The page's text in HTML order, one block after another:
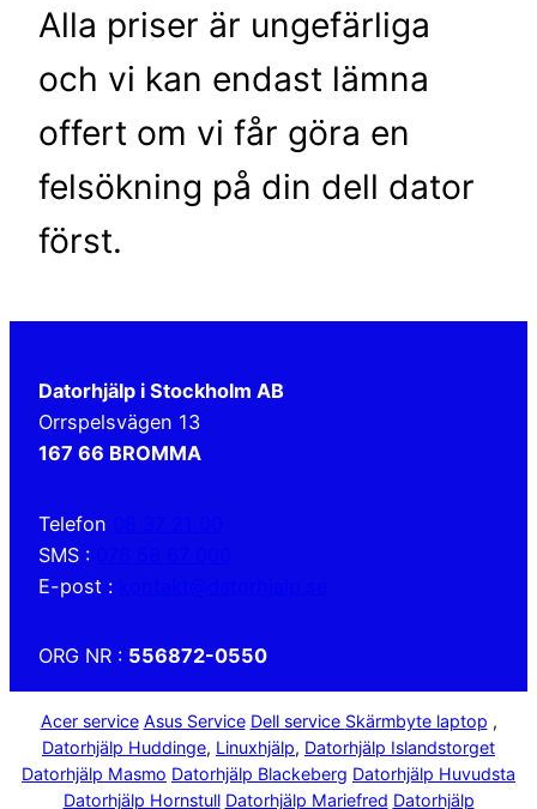
Alla priser är ungefärliga
och vi kan endast lämna
offert om vi får göra en
felsökning på din dell dator
först.
Datorhjälp i Stockholm AB
Orrspelsvägen 13
167 66 BROMMA
Telefon
SMS :
E-post :
ORG NR : 556872-0550
Acer service Asus Service Dell service Skärmbyte laptop ,
Datorhjälp Huddinge, Linuxhjälp, Datorhjälp Islandstorget
Datorhjälp Masmo Datorhjälp Blackeberg Datorhjälp Huvudsta
Datorhjälp Hornstull Datorhjälp Mariefred Datorhjälp